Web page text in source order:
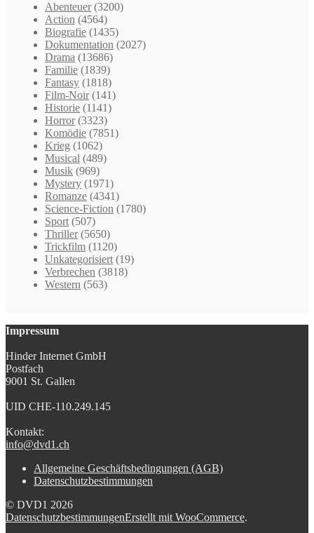
Abenteuer (3200)
Action (4564)
Biografie (1435)
Dokumentation (2027)
Drama (13686)
Familie (1839)
Fantasy (1818)
Film-Noir (141)
Historie (1141)
Horror (3323)
Komödie (7851)
Krieg (1062)
Musical (489)
Musik (969)
Mystery (1971)
Romanze (4341)
Science-Fiction (1780)
Sport (507)
Thriller (5650)
Trickfilm (1120)
Unkategorisiert (19)
Verbrechen (3818)
Western (563)
Impressum
Hinder Internet GmbH
Postfach
9001 St. Gallen
UID CHE-110.249.145
Kontakt:
info@dvd1.ch
Allgemeine Geschäftsbedingungen (AGB)
Datenschutzbestimmungen
© DVD1 2026
DatenschutzbestimmungenErstellt mit WooCommerce.